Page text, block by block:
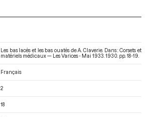
Les bas lacés et les bas ouatés de A. Claverie. Dans : Corsets et
matériels médicaux — Les Varices - Mai 1933 . 1930. pp. 18-19.
Français
2
18